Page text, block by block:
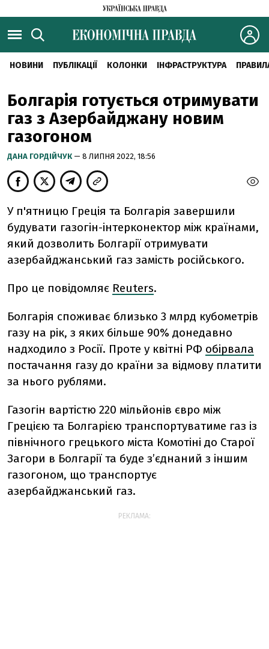
НОВИНИ ПУБЛІКАЦІЇ КОЛОНКИ ІНФРАСТРУКТУРА
Болгарія готується отримувати
газ з Азербайджану новим
газогоном
ДАНА ГОРДІЙЧУК — 8 ЛИПНЯ 2022, 18:56
У п'ятницю Греція та Болгарія завершили
будувати газогін-інтерконектор між країнами,
який дозволить Болгарії отримувати
азербайджанський газ замість російського.
Про це повідомляє Reuters.
Болгарія споживає близько 3 млрд кубометрів
газу на рік, з яких більше 90% донедавно
надходило з Росії. Проте у квітні РФ обірвала
постачання газу до країни за відмову платити
за нього рублями.
Газогін вартістю 220 мільйонів євро між
Грецією та Болгарією транспортуватиме газ із
північного грецького міста Комотіні до Старої
Загори в Болгарії та буде з’єднаний з іншим
газогоном, що транспортує
азербайджанський газ.
РЕКЛАМА: